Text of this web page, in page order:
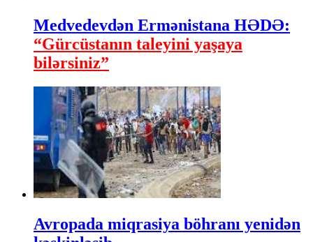
Medvedevdən Ermənistana HƏDƏ:
“Gürcüstanın taleyini yaşaya
bilərsiniz”
Avropada miqrasiya böhranı yenidən